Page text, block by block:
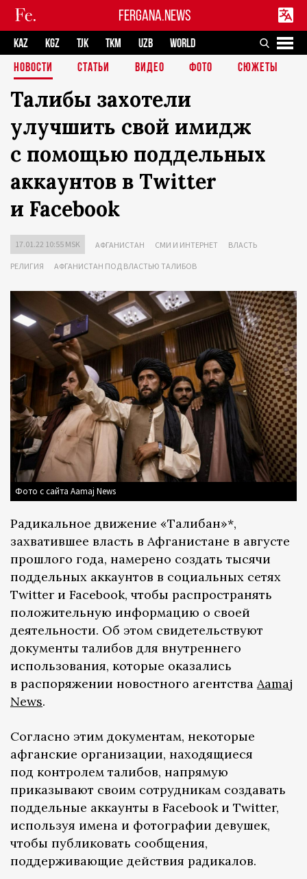
FERGANA.NEWS
KAZ KGZ TJK TKM UZB
WORLD
НОВОСТИ
СТАТЬИ ВИДЕО ФОТО СЮЖЕТЫ
Талибы захотели
улучшить свой имидж
с помощью поддельных
аккаунтов в Twitter
и Facebook
17.01.22 10:55 MSK АФГАНИСТАН СМИ И ИНТЕРНЕТ ВЛАСТЬ
РЕЛИГИЯ АФГАНИСТАН ПОД ВЛАСТЬЮ ТАЛИБОВ
Фото с сайта Aamaj News
Радикальное движение «Талибан»*,
захватившее власть в Афганистане в августе
прошлого года, намерено создать тысячи
поддельных аккаунтов в социальных сетях
Twitter и Facebook, чтобы распространять
положительную информацию о своей
деятельности. Об этом свидетельствуют
документы талибов для внутреннего
использования, которые оказались
в распоряжении новостного агентства Aamaj
News.
Согласно этим документам, некоторые
афганские организации, находящиеся
под контролем талибов, напрямую
приказывают своим сотрудникам создавать
поддельные аккаунты в Facebook и Twitter,
используя имена и фотографии девушек,
чтобы публиковать сообщения,
поддерживающие действия радикалов.